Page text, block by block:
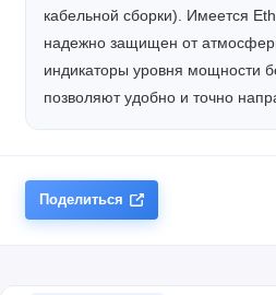
кабельной сборки). Имеется
надежно защищен от
индикаторы уровня мощности
позволяют удобно и точно
Поделиться